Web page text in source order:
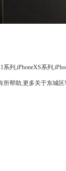
列,iPhoneXS系列
所帮助,更多关于东城